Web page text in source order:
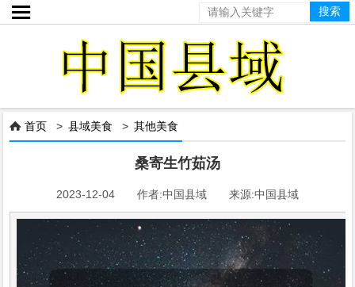

 首页 >县域美食 >其他美食
桑寄生竹茹汤
2023-12-04 作者:中国县域 来源:中国县域